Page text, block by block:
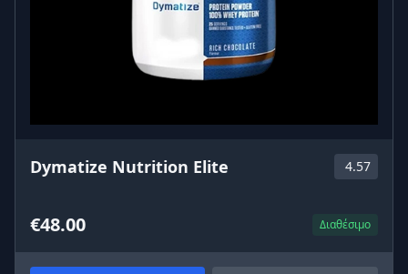
Dymatize Nutrition Elite 4.57
€48.00 Διαθέσιμο